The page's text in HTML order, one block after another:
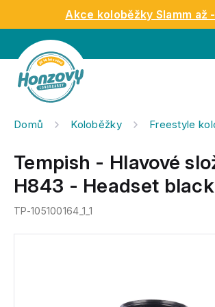
obsah
Akce koloběžky Slamm až
Domů Koloběžky Freestyle
Tempish - Hlavové
H843 - Headset black
TP-105100164_1_1